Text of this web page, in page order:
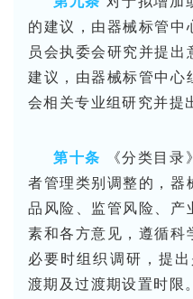
的建议，由器械标管中
员会执委会研究并提
建议，由器械标管中心
会相关专业组研究并提
第十条
《分类目录
者管理类别调整的，器
品风险、监管风险、产
素和各方意见，遵循科
必要时组织调研，提
渡期及过渡期设置时限。